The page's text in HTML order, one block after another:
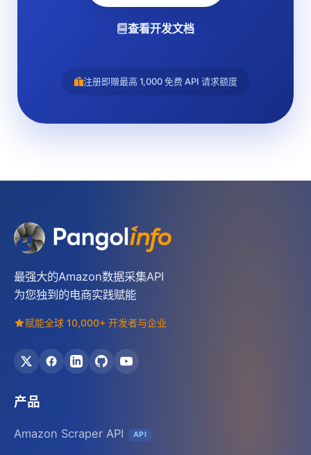
查看开发文档
注册即赠最高 1,000 免费 API 请求额度
最强大的Amazon数据采集API
为您独到的电商实践赋能
赋能全球 10,000+ 开发者与企业
产品
Amazon Scraper API API